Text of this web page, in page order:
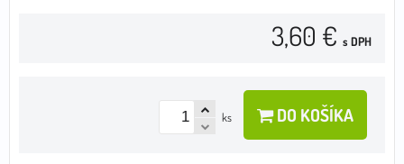
3,60 € s DPH
ks DO KOŠÍKA